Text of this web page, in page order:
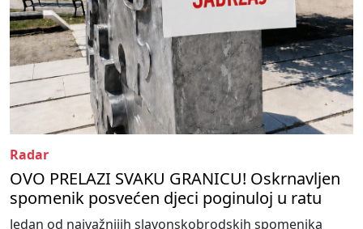
Radar
OVO PRELAZI SVAKU GRANICU! Oskrnavljen
spomenik posvećen djeci poginuloj u ratu
Jedan od najvažnijih slavonskobrodskih spomenika